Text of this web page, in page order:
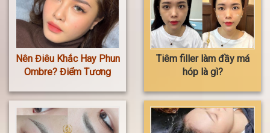
Nên Điêu Khắc Hay Phun
Ombre? Điểm Tương
Tiêm filler làm đầy má
hóp là gì?